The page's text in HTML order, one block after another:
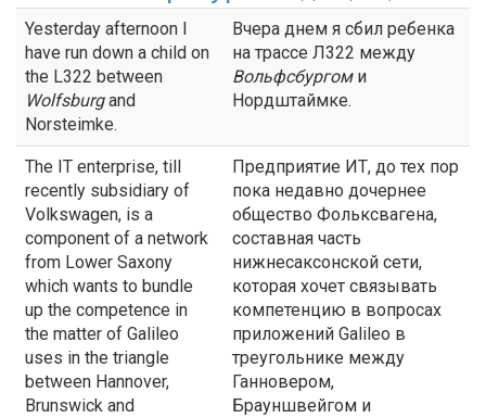
Yesterday afternoon I
have run down a child on
the L322 between
Wolfsburgand
Norsteimke.
Вчера днем я сбил ребенка
на трассе Л322 между
Вольфсбургоми
Нордштаймке.
The IT enterprise, till
recently subsidiary of
Volkswagen, is a
component of a network
from Lower Saxony
which wants to bundle
up the competence in
the matter of Galileo
uses in the triangle
between Hannover,
Brunswick and
Предприятие ИТ, до тех пор
пока недавно дочернее
общество Фольксвагена,
составная часть
нижнесаксонской сети,
которая хочет связывать
компетенцию в вопросах
приложений Galileo в
треугольнике между
Ганновером,
Брауншвейгом и